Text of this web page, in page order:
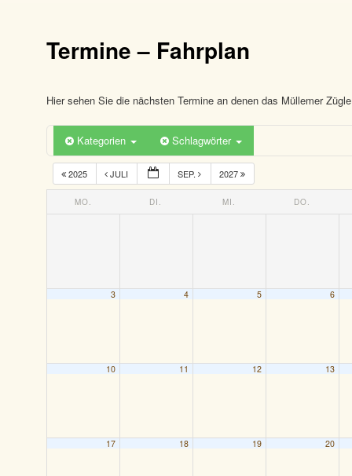
Termine – Fahrplan
Hier sehen Sie die nächsten Termine an denen das Müllemer
Kategorien Schlagwörter
2025 JULI SEP. 2027
MO. DI. MI. DO.
3 4 5 6
10 11 12 13
17 18 19 20